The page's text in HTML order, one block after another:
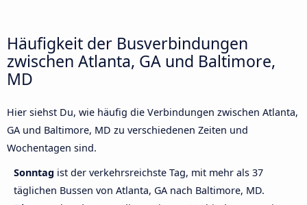
Häufigkeit der Busverbindungen
zwischen Atlanta, GA und Baltimore,
MD
Hier siehst Du, wie häufig die Verbindungen zwischen Atlanta,
GA und Baltimore, MD zu verschiedenen Zeiten und
Wochentagen sind.
Sonntag ist der verkehrsreichste Tag, mit mehr als 37
täglichen Bussen von Atlanta, GA nach Baltimore, MD.